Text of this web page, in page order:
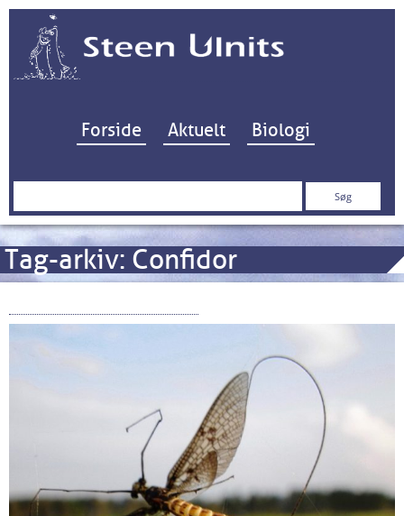
Hop til indhold
Forside Aktuelt Biologi
Søg
Tag-arkiv: Confidor